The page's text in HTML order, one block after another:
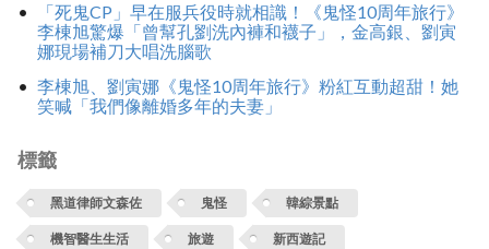
「死鬼CP」早在服兵役時就相識！《鬼怪10周年旅行》
李棟旭驚爆「曾幫孔劉洗內褲和襪子」，金高銀、劉寅
娜現場補刀大唱洗腦歌
李棟旭、劉寅娜《鬼怪10周年旅行》粉紅互動超甜！她
笑喊「我們像離婚多年的夫妻」
標籤
黑道律師文森佐 鬼怪 韓綜景點
機智醫生生活 旅遊 新西遊記